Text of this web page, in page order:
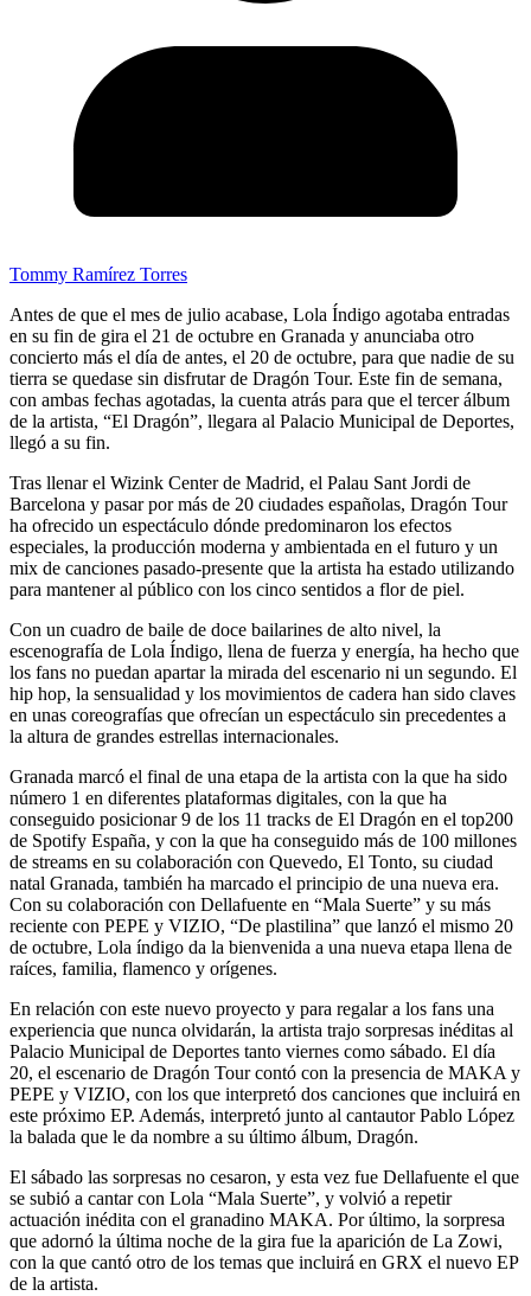
Tommy Ramírez Torres
Antes de que el mes de julio acabase, Lola Índigo agotaba entradas
en su fin de gira el 21 de octubre en Granada y anunciaba otro
concierto más el día de antes, el 20 de octubre, para que nadie de su
tierra se quedase sin disfrutar de Dragón Tour. Este fin de semana,
con ambas fechas agotadas, la cuenta atrás para que el tercer álbum
de la artista, “El Dragón”, llegara al Palacio Municipal de Deportes,
llegó a su fin.
Tras llenar el Wizink Center de Madrid, el Palau Sant Jordi de
Barcelona y pasar por más de 20 ciudades españolas, Dragón Tour
ha ofrecido un espectáculo dónde predominaron los efectos
especiales, la producción moderna y ambientada en el futuro y un
mix de canciones pasado-presente que la artista ha estado utilizando
para mantener al público con los cinco sentidos a flor de piel.
Con un cuadro de baile de doce bailarines de alto nivel, la
escenografía de Lola Índigo, llena de fuerza y energía, ha hecho que
los fans no puedan apartar la mirada del escenario ni un segundo. El
hip hop, la sensualidad y los movimientos de cadera han sido claves
en unas coreografías que ofrecían un espectáculo sin precedentes a
la altura de grandes estrellas internacionales.
Granada marcó el final de una etapa de la artista con la que ha sido
número 1 en diferentes plataformas digitales, con la que ha
conseguido posicionar 9 de los 11 tracks de El Dragón en el top200
de Spotify España, y con la que ha conseguido más de 100 millones
de streams en su colaboración con Quevedo, El Tonto, su ciudad
natal Granada, también ha marcado el principio de una nueva era.
Con su colaboración con Dellafuente en “Mala Suerte” y su más
reciente con PEPE y VIZIO, “De plastilina” que lanzó el mismo 20
de octubre, Lola índigo da la bienvenida a una nueva etapa llena de
raíces, familia, flamenco y orígenes.
En relación con este nuevo proyecto y para regalar a los fans una
experiencia que nunca olvidarán, la artista trajo sorpresas inéditas al
Palacio Municipal de Deportes tanto viernes como sábado. El día
20, el escenario de Dragón Tour contó con la presencia de MAKA y
PEPE y VIZIO, con los que interpretó dos canciones que incluirá en
este próximo EP. Además, interpretó junto al cantautor Pablo López
la balada que le da nombre a su último álbum, Dragón.
El sábado las sorpresas no cesaron, y esta vez fue Dellafuente el que
se subió a cantar con Lola “Mala Suerte”, y volvió a repetir
actuación inédita con el granadino MAKA. Por último, la sorpresa
que adornó la última noche de la gira fue la aparición de La Zowi,
con la que cantó otro de los temas que incluirá en GRX el nuevo EP
de la artista.